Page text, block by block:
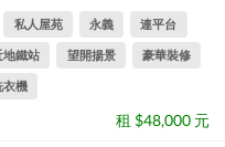
私人屋苑 永義 連平台
地鐵站 望開揚景 豪華裝修
衣機
租 $48,000 元